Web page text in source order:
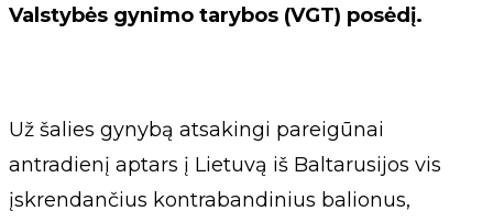
Valstybės gynimo tarybos (VGT) posėdį.
Už šalies gynybą atsakingi pareigūnai
antradienį aptars į Lietuvą iš Baltarusijos vis
įskrendančius kontrabandinius balionus,